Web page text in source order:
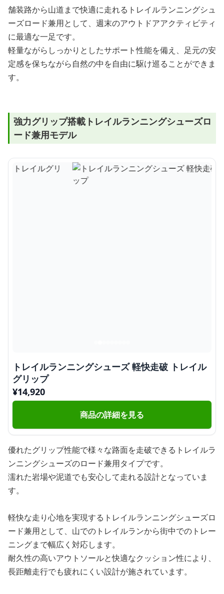
舗装路から山道まで快適に走れるトレイルランニングシュ
ーズロード兼用として、週末のアウトドアアクティビティ
に最適な一足です。
軽量ながらしっかりとしたサポート性能を備え、足元の安
定感を保ちながら自然の中を自由に駆け巡ることができま
す。
強力グリップ搭載トレイルランニングシューズロ
ード兼用モデル
トレイルランニングシューズ 軽快走破 トレイル
グリップ
¥14,920
商品の詳細を見る
優れたグリップ性能で様々な路面を走破できるトレイルラ
ンニングシューズのロード兼用タイプです。
濡れた岩場や泥道でも安心して走れる設計となっていま
す。
軽快な走り心地を実現するトレイルランニングシューズロ
ード兼用として、山でのトレイルランから街中でのトレー
ニングまで幅広く対応します。
耐久性の高いアウトソールと快適なクッション性により、
長距離走行でも疲れにくい設計が施されています。